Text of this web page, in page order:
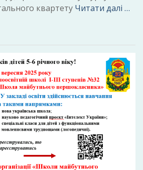
квартету Читати далі …